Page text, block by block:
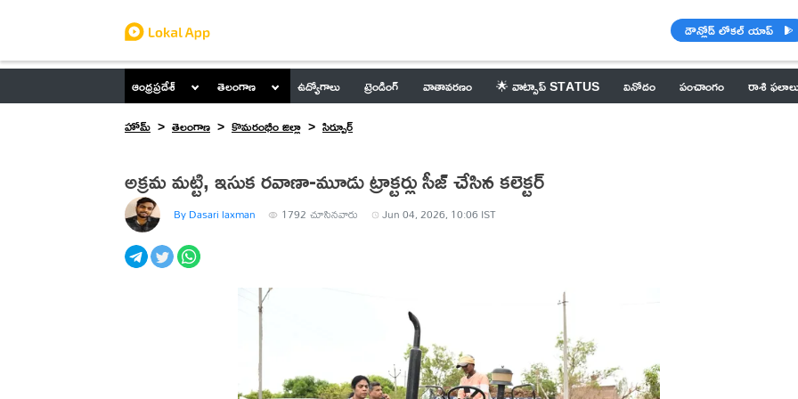
డౌన్లోడ్ లోకల్ యాప్
ఆంధ్రప్రదేశ్ తెలంగాణ ఉద్యోగాలు ట్రెండింగ్ వాతావరణం 🌟 వాట్సాప్ STATUS వినోదం పంచాంగం
రాశి
హోమ్
తెలంగాణ కొమరంభీం జిల్లా సిర్పూర్
అక్రమ మట్టి, ఇసుక రవాణా-మూడు ట్రాక్టర్లు సీజ్ చేసిన కలెక్టర్
By Dasari laxman 1792 చూసినవారు Jun 04, 2026, 10:06 IST